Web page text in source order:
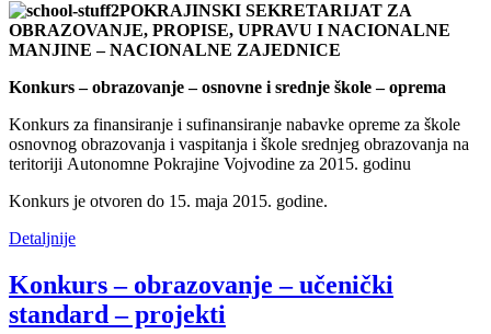
POKRAJINSKI SEKRETARIJAT ZA
OBRAZOVANJE, PROPISE, UPRAVU I NACIONALNE
MANJINE – NACIONALNE ZAJEDNICE
Konkurs – obrazovanje – osnovne i srednјe škole – oprema
Konkurs za finаnsiranje i sufinansiranje nabavke opreme za škole
osnovnog obrazovanja i vaspitanja i škole srednјeg obrazovanja na
teritoriji Аutonomne Pokrajine Vojvodine za 2015. godinu
Konkurs je otvoren do 15. maja 2015. godine.
Detaljnije
Konkurs – obrazovanje – učenički
standard – projekti